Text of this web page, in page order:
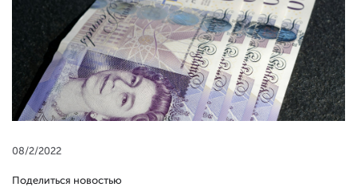
08/2/2022
Поделиться новостью